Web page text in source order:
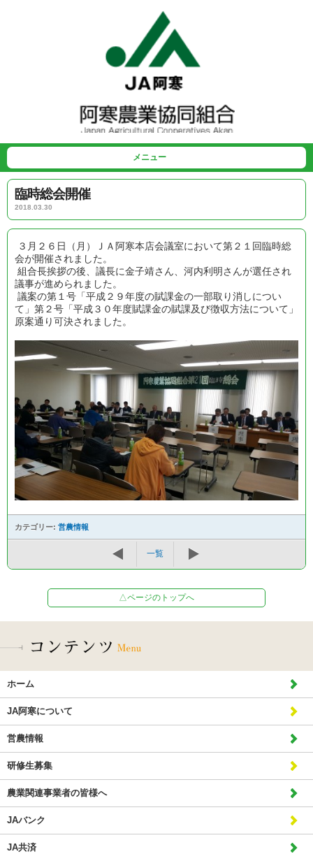
メニュー
臨時総会開催
2018.03.30
３月２６日（月）ＪＡ阿寒本店会議室において第２１回臨時総
会が開催されました。
組合長挨拶の後、議長に金子靖さん、河内利明さんが選任され
議事が進められました。
議案の第１号「平成２９年度の賦課金の一部取り消しについ
て」第２号「平成３０年度賦課金の賦課及び徴収方法について」
原案通り可決されました。
カテゴリー: 営農情報
一覧
△ページのトップへ
ホーム
JA阿寒について
営農情報
研修生募集
農業関連事業者の皆様へ
JAバンク
JA共済